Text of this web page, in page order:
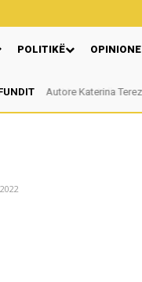
POLITIKË OPINIONE
Murtez Asllani